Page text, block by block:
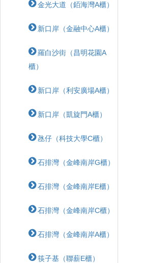
金光大道（銆海灣A櫃）
新口岸（金融中心A櫃）
羅白沙街（昌明花園A
櫃）
新口岸（利安廣場A櫃）
新口岸（凱旋門A櫃）
氹仔（科技大學C櫃）
石排灣（金峰南岸G櫃）
石排灣（金峰南岸E櫃）
石排灣（金峰南岸C櫃）
石排灣（金峰南岸A櫃）
筷子基（聯薪E櫃）